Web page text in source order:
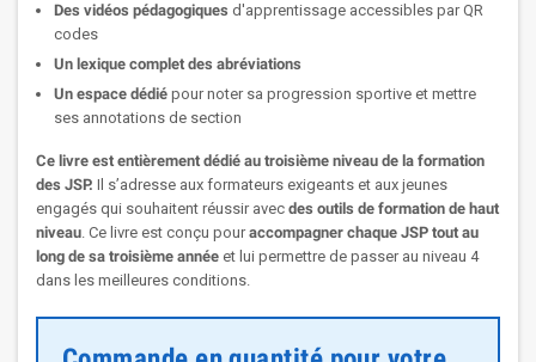
Des vidéos pédagogiques d'apprentissage accessibles par QR
codes
Un lexique complet des abréviations
Un espace dédié pour noter sa progression sportive et mettre
ses annotations de section
Ce livre est entièrement dédié au troisième niveau de la formation
des JSP. Il s’adresse aux formateurs exigeants et aux jeunes
engagés qui souhaitent réussir avec des outils de formation de haut
niveau. Ce livre est conçu pouraccompagner chaque JSP tout au
long de sa troisième année et lui permettre de passer au niveau 4
dans les meilleures conditions.